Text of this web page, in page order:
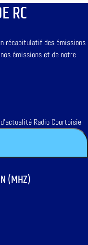
RC
récapitulatif des émissions
émissions et de notre
Radio Courtoisie
(MHZ)